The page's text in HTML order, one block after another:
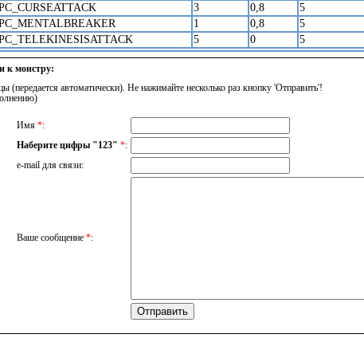
3 0,8 5
1 0,8 5
5 0 5
к монстру:
(передается автоматически). Не нажимайте несколько раз кнопку 'Отправить'!
Имя *:
Наберите цифры "123" *:
e-mail для связи:
Ваше сообщение *: